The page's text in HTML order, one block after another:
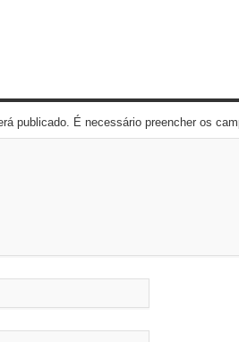
publicado. É necessário preencher os